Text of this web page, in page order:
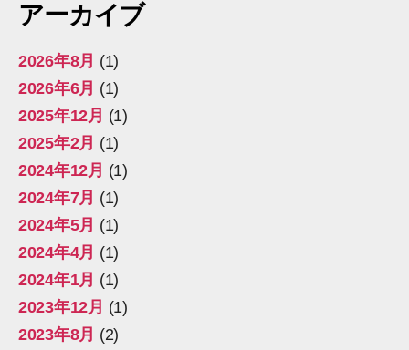
アーカイブ
2026年8月 (1)
2026年6月 (1)
2025年12月 (1)
2025年2月 (1)
2024年12月 (1)
2024年7月 (1)
2024年5月 (1)
2024年4月 (1)
2024年1月 (1)
2023年12月 (1)
2023年8月 (2)